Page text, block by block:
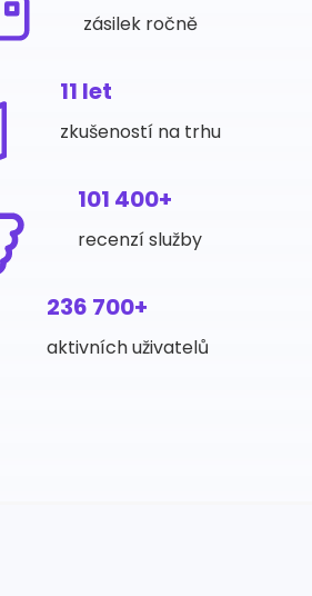
zásilek ročně
11 let
zkušeností na trhu
101 400+
recenzí služby
236 700+
aktivních uživatelů